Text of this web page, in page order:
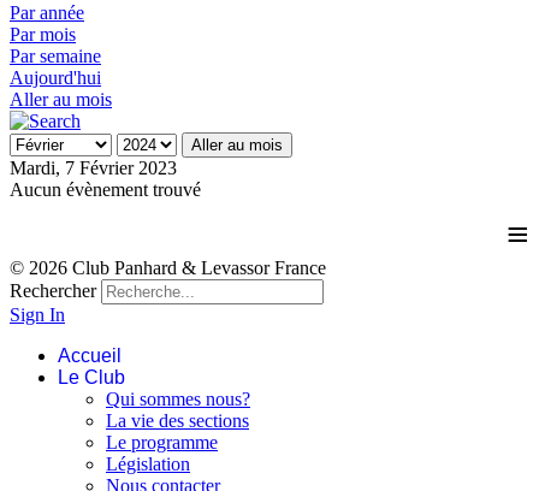
Par année
Par mois
Par semaine
Aujourd'hui
Aller au mois
Aller au mois
Mardi, 7 Février 2023
Aucun évènement trouvé
≡
© 2026 Club Panhard & Levassor France
Rechercher
Sign In
Accueil
Le Club
Qui sommes nous?
La vie des sections
Le programme
Législation
Nous contacter